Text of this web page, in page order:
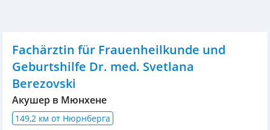
Fachärztin für Frauenheilkunde und
Geburtshilfe Dr. med. Svetlana
Berezovski
Акушер в Мюнхене
149,2 км от Нюрнберга